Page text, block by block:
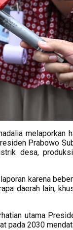
melaporkan
Prabowo
desa,
karena
daerah lain,
utama
pada 2030